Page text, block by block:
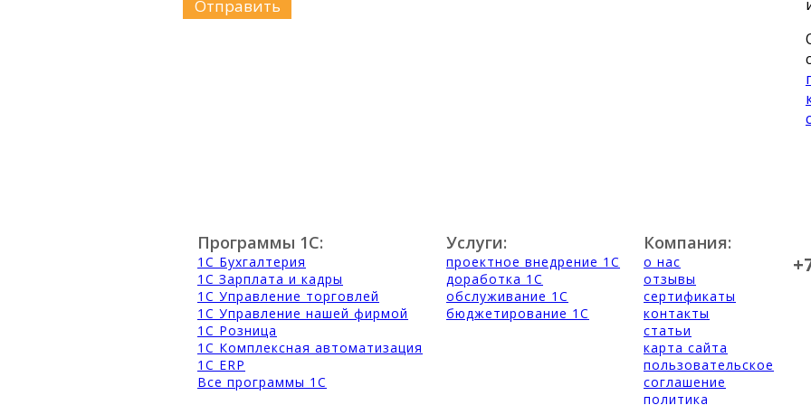
Программы 1С:
1С Бухгалтерия
1С Зарплата и кадры
1С Управление торговлей
1С Управление нашей фирмой
1С Розница
1С Комплексная автоматизация
1С ERP
Все программы 1С
Услуги:
проектное внедрение 1С
доработка 1С
обслуживание 1С
бюджетирование 1С
Компания:
о нас
отзывы
сертификаты
контакты
статьи
карта сайта
пользовательское
соглашение
политика